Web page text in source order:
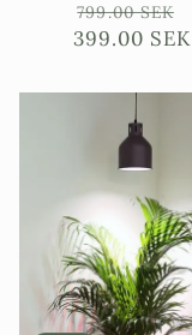
Ordinarie
pris
799.00 SEK
399.00 SEK